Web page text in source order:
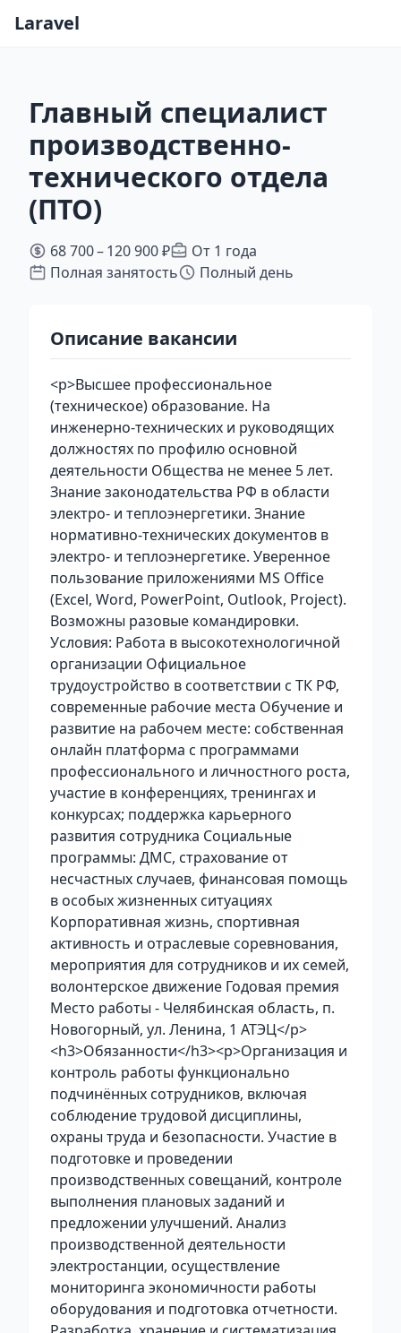
Laravel
Главный специалист
производственно-
технического отдела
(ПТО)
68 700 – 120 900 ₽
От 1 года
Полная занятость
Полный день
Описание вакансии
<p>Высшее профессиональное
(техническое) образование. На
инженерно-технических и руководящих
должностях по профилю основной
деятельности Общества не менее 5 лет.
Знание законодательства РФ в области
электро- и теплоэнергетики. Знание
нормативно-технических документов в
электро- и теплоэнергетике. Уверенное
пользование приложениями MS Office
(Excel, Word, PowerPoint, Outlook, Project).
Возможны разовые командировки.
Условия: Работа в высокотехнологичной
организации Официальное
трудоустройство в соответствии с ТК РФ,
современные рабочие места Обучение и
развитие на рабочем месте: собственная
онлайн платформа с программами
профессионального и личностного роста,
участие в конференциях, тренингах и
конкурсах; поддержка карьерного
развития сотрудника Социальные
программы: ДМС, страхование от
несчастных случаев, финансовая помощь
в особых жизненных ситуациях
Корпоративная жизнь, спортивная
активность и отраслевые соревнования,
мероприятия для сотрудников и их семей,
волонтерское движение Годовая премия
Место работы - Челябинская область, п.
Новогорный, ул. Ленина, 1 АТЭЦ</p>
<h3>Обязанности</h3><p>Организация и
контроль работы функционально
подчинённых сотрудников, включая
соблюдение трудовой дисциплины,
охраны труда и безопасности. Участие в
подготовке и проведении
производственных совещаний, контроле
выполнения плановых заданий и
предложении улучшений. Анализ
производственной деятельности
электростанции, осуществление
мониторинга экономичности работы
оборудования и подготовка отчетности.